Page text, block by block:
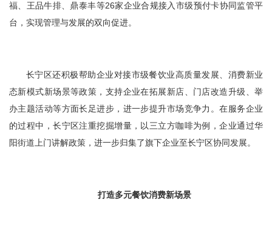
福、王品牛排、鼎泰丰等26家企业合规接入市级预付卡协同监管平
台，实现管理与发展的双向促进。
长宁区还积极帮助企业对接市级餐饮业高质量发展、消费新业
态新模式新场景等政策，支持企业在拓展新店、门店改造升级、举
办主题活动等方面长足进步，进一步提升市场竞争力。在服务企业
的过程中，长宁区注重挖掘增量，以三立方咖啡为例，企业通过华
阳街道上门讲解政策，进一步归集了旗下企业至长宁区协同发展。
打造多元餐饮消费新场景